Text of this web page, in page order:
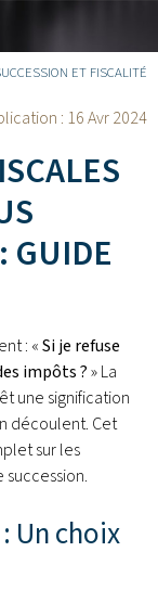
ET FISCALITÉ
: 16 Avr 2024
GUIDE
: «Si je refuse
impôts ?» La
une signification
découlent. Cet
sur les
succession.
Un choix